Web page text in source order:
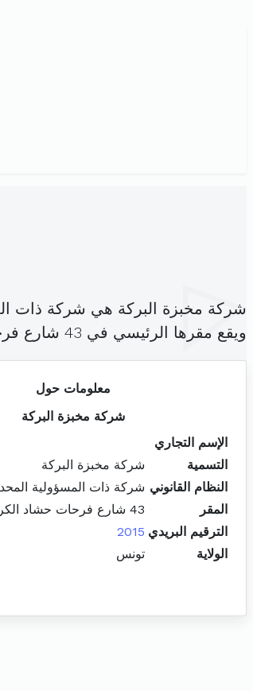
شركة مخبزة البركة هي شركة ذات
ويقع مقرها الرئيسي في 43 شارع فرحات حشاد الكرم الغربي الكرم (
معلومات حول
شركة مخبزة البركة
الإسم التجاري
التسمية
شركة مخبزة البركة
النظام القانوني شركة ذات المسؤولية
المقر
43 شارع فرحات حشاد الكرم الغربي الكرم
الترقيم البريدي 2015
الولاية
تونس